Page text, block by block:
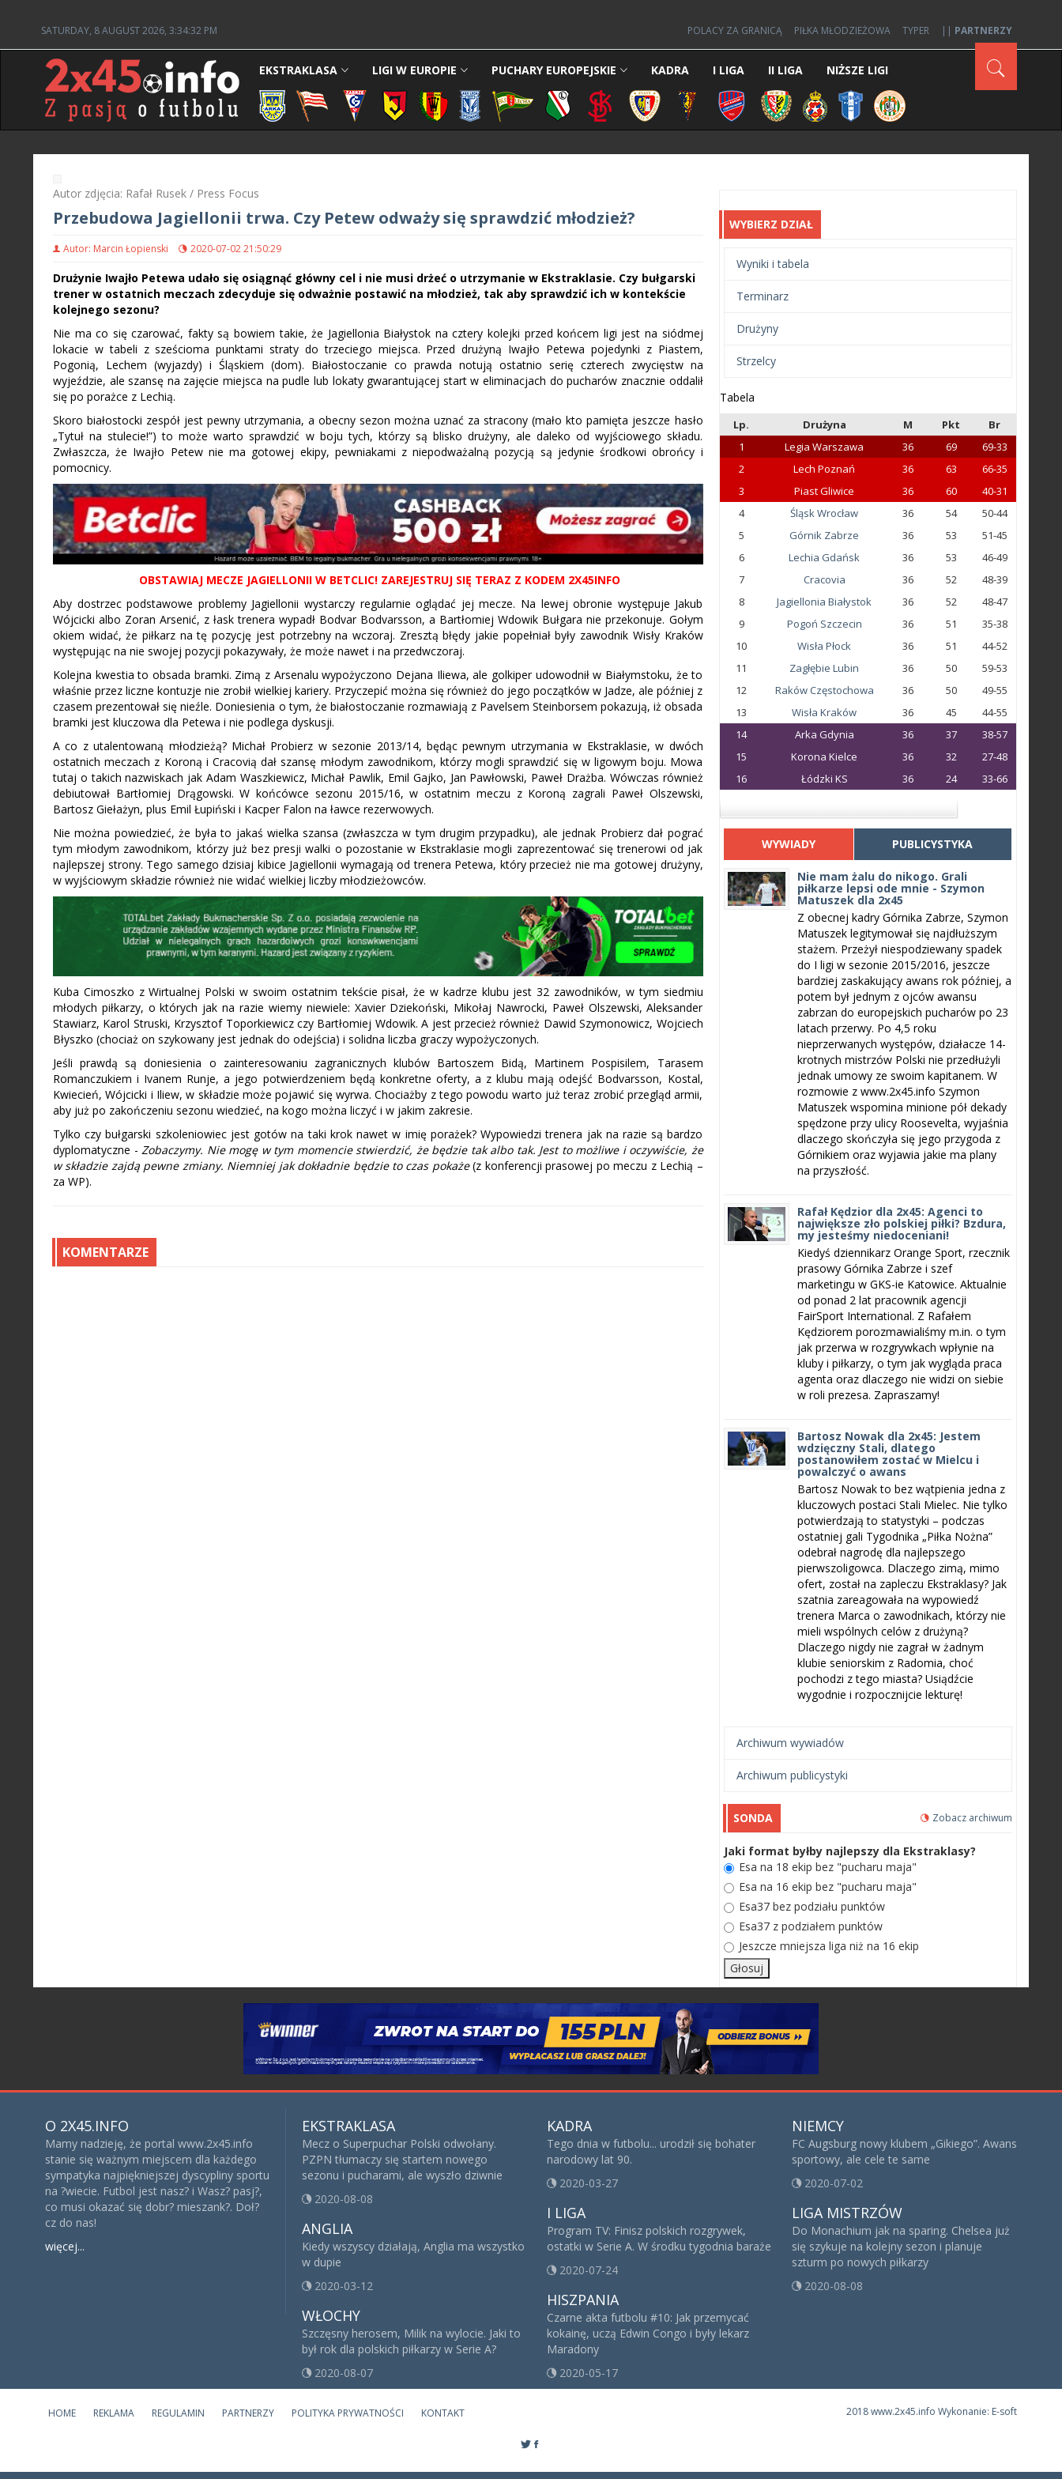
SATURDAY, 8 AUGUST 2026, 3:34:33 PM POLACY ZA GRANICĄ PIŁKA MŁODZIEŻOWA TYPER || PARTNERZY
EKSTRAKLASA LIGI W EUROPIE PUCHARY EUROPEJSKIE KADRA I LIGA II LIGA NIŻSZE LIGI
Autor zdjęcia: Rafał Rusek / Press Focus
Przebudowa Jagiellonii trwa. Czy Petew odważy się sprawdzić młodzież?
Autor: Marcin Łopienski 2020-07-02 21:50:29
Drużynie Iwajło Petewa udało się osiągnąć główny cel i nie musi drżeć o utrzymanie w Ekstraklasie. Czy bułgarski
trener w ostatnich meczach zdecyduje się odważnie postawić na młodzież, tak aby sprawdzić ich w kontekście
kolejnego sezonu?
Nie ma co się czarować, fakty są bowiem takie, że Jagiellonia Białystok na cztery kolejki przed końcem ligi jest na siódmej
lokacie w tabeli z sześcioma punktami straty do trzeciego miejsca. Przed drużyną Iwajło Petewa pojedynki z Piastem,
Pogonią, Lechem (wyjazdy) i Śląskiem (dom). Białostoczanie co prawda notują ostatnio serię czterech zwycięstw na
wyjeździe, ale szansę na zajęcie miejsca na pudle lub lokaty gwarantującej start w eliminacjach do pucharów znacznie oddalił
się po porażce z Lechią.
Skoro białostocki zespół jest pewny utrzymania, a obecny sezon można uznać za stracony (mało kto pamięta jeszcze hasło
„Tytuł na stulecie!”) to może warto sprawdzić w boju tych, którzy są blisko drużyny, ale daleko od wyjściowego składu.
Zwłaszcza, że Iwajło Petew nie ma gotowej ekipy, pewniakami z niepodważalną pozycją są jedynie środkowi obrońcy i
pomocnicy.
OBSTAWIAJ MECZE JAGIELLONII W BETCLIC! ZAREJESTRUJ SIĘ TERAZ Z KODEM 2X45INFO
Aby dostrzec podstawowe problemy Jagiellonii wystarczy regularnie oglądać jej mecze. Na lewej obronie występuje Jakub
Wójcicki albo Zoran Arsenić, z łask trenera wypadł Bodvar Bodvarsson, a Bartłomiej Wdowik Bułgara nie przekonuje. Gołym
okiem widać, że piłkarz na tę pozycję jest potrzebny na wczoraj. Zresztą błędy jakie popełniał były zawodnik Wisły Kraków
występując na nie swojej pozycji pokazywały, że może nawet i na przedwczoraj.
Kolejna kwestia to obsada bramki. Zimą z Arsenalu wypożyczono Dejana Iliewa, ale golkiper udowodnił w Białymstoku, że to
właśnie przez liczne kontuzje nie zrobił wielkiej kariery. Przyczepić można się również do jego początków w Jadze, ale później z
czasem prezentował się nieźle. Doniesienia o tym, że białostoczanie rozmawiają z Pavelsem Steinborsem pokazują, iż obsada
bramki jest kluczowa dla Petewa i nie podlega dyskusji.
A co z utalentowaną młodzieżą? Michał Probierz w sezonie 2013/14, będąc pewnym utrzymania w Ekstraklasie, w dwóch
ostatnich meczach z Koroną i Cracovią dał szansę młodym zawodnikom, którzy mogli sprawdzić się w ligowym boju. Mowa
tutaj o takich nazwiskach jak Adam Waszkiewicz, Michał Pawlik, Emil Gajko, Jan Pawłowski, Paweł Drażba. Wówczas również
debiutował Bartłomiej Drągowski. W końcówce sezonu 2015/16, w ostatnim meczu z Koroną zagrali Paweł Olszewski,
Bartosz Giełażyn, plus Emil Łupiński i Kacper Falon na ławce rezerwowych.
Nie można powiedzieć, że była to jakaś wielka szansa (zwłaszcza w tym drugim przypadku), ale jednak Probierz dał pograć
tym młodym zawodnikom, którzy już bez presji walki o pozostanie w Ekstraklasie mogli zaprezentować się trenerowi od jak
najlepszej strony. Tego samego dzisiaj kibice Jagiellonii wymagają od trenera Petewa, który przecież nie ma gotowej drużyny,
w wyjściowym składzie również nie widać wielkiej liczby młodzieżowców.
Kuba Cimoszko z Wirtualnej Polski w swoim ostatnim tekście pisał, że w kadrze klubu jest 32 zawodników, w tym siedmiu
młodych piłkarzy, o których jak na razie wiemy niewiele: Xavier Dziekoński, Mikołaj Nawrocki, Paweł Olszewski, Aleksander
Stawiarz, Karol Struski, Krzysztof Toporkiewicz czy Bartłomiej Wdowik. A jest przecież również Dawid Szymonowicz, Wojciech
Błyszko (chociaż on szykowany jest jednak do odejścia) i solidna liczba graczy wypożyczonych.
Jeśli prawdą są doniesienia o zainteresowaniu zagranicznych klubów Bartoszem Bidą, Martinem Pospisilem, Tarasem
Romanczukiem i Ivanem Runje, a jego potwierdzeniem będą konkretne oferty, a z klubu mają odejść Bodvarsson, Kostal,
Kwiecień, Wójcicki i Iliew, w składzie może pojawić się wyrwa. Chociażby z tego powodu warto już teraz zrobić przegląd armii,
aby już po zakończeniu sezonu wiedzieć, na kogo można liczyć i w jakim zakresie.
Tylko czy bułgarski szkoleniowiec jest gotów na taki krok nawet w imię porażek? Wypowiedzi trenera jak na razie są bardzo
dyplomatyczne - Zobaczymy. Nie mogę w tym momencie stwierdzić, że będzie tak albo tak. Jest to możliwe i oczywiście, że
w składzie zajdą pewne zmiany. Niemniej jak dokładnie będzie to czas pokaże(z konferencji prasowej po meczu z Lechią –
za WP).
KOMENTARZE
WYBIERZ DZIAŁ
Wyniki i tabela
Terminarz
Drużyny
Strzelcy
Tabela
Lp. Drużyna M Pkt
Br
1
Legia Warszawa 36 69
69-33
2
Lech Poznań 36 63
66-35
3
Piast Gliwice 36 60
40-31
4
Śląsk Wrocław 36 54
50-44
5
Górnik Zabrze 36 53
51-45
6
Lechia Gdańsk 36 53
46-49
7
Cracovia 36 52
48-39
8
Jagiellonia Białystok 36 52
48-47
9
Pogoń Szczecin 36 51
35-38
10
Wisła Płock 36 51
44-52
11
Zagłębie Lubin 36 50
59-53
12
Raków Częstochowa 36 50
49-55
13
Wisła Kraków 36 45
44-55
14
Arka Gdynia 36 37
38-57
15
Korona Kielce 36 32
27-48
16
Łódzki KS 36 24 33-66
WYWIADY PUBLICYSTYKA
Nie mam żalu do nikogo. Grali
piłkarze lepsi ode mnie - Szymon
Matuszek dla 2x45
Z obecnej kadry Górnika Zabrze, Szymon
Matuszek legitymował się najdłuższym
stażem. Przeżył niespodziewany spadek
do I ligi w sezonie 2015/2016, jeszcze
bardziej zaskakujący awans rok później, a
potem był jednym z ojców awansu
zabrzan do europejskich pucharów po 23
latach przerwy. Po 4,5 roku
nieprzerwanych występów, działacze 14-
krotnych mistrzów Polski nie przedłużyli
jednak umowy ze swoim kapitanem. W
rozmowie z www.2x45.info Szymon
Matuszek wspomina minione pół dekady
spędzone przy ulicy Roosevelta, wyjaśnia
dlaczego skończyła się jego przygoda z
Górnikiem oraz wyjawia jakie ma plany
na przyszłość.
Rafał Kędzior dla 2x45: Agenci to
największe zło polskiej piłki? Bzdura,
my jesteśmy niedoceniani!
Kiedyś dziennikarz Orange Sport, rzecznik
prasowy Górnika Zabrze i szef
marketingu w GKS-ie Katowice. Aktualnie
od ponad 2 lat pracownik agencji
FairSport International. Z Rafałem
Kędziorem porozmawialiśmy m.in. o tym
jak przerwa w rozgrywkach wpłynie na
kluby i piłkarzy, o tym jak wygląda praca
agenta oraz dlaczego nie widzi on siebie
w roli prezesa. Zapraszamy!
Bartosz Nowak dla 2x45: Jestem
wdzięczny Stali, dlatego
postanowiłem zostać w Mielcu i
powalczyć o awans
Bartosz Nowak to bez wątpienia jedna z
kluczowych postaci Stali Mielec. Nie tylko
potwierdzają to statystyki – podczas
ostatniej gali Tygodnika „Piłka Nożna”
odebrał nagrodę dla najlepszego
pierwszoligowca. Dlaczego zimą, mimo
ofert, został na zapleczu Ekstraklasy? Jak
szatnia zareagowała na wypowiedź
trenera Marca o zawodnikach, którzy nie
mieli wspólnych celów z drużyną?
Dlaczego nigdy nie zagrał w żadnym
klubie seniorskim z Radomia, choć
pochodzi z tego miasta? Usiądźcie
wygodnie i rozpocznijcie lekturę!
Archiwum wywiadów
Archiwum publicystyki
SONDA Zobacz archiwum
Jaki format byłby najlepszy dla Ekstraklasy?
Esa na 18 ekip bez "pucharu maja"
Esa na 16 ekip bez "pucharu maja"
Esa37 bez podziału punktów
Esa37 z podziałem punktów
Jeszcze mniejsza liga niż na 16 ekip
O 2X45.INFO
Mamy nadzieję, że portal www.2x45.info
stanie się ważnym miejscem dla każdego
sympatyka najpiękniejszej dyscypliny sportu
na ?wiecie. Futbol jest nasz? i Wasz? pasj?,
co musi okazać się dobr? mieszank?. Doł?
cz do nas!
więcej...
EKSTRAKLASA
Mecz o Superpuchar Polski odwołany.
PZPN tłumaczy się startem nowego
sezonu i pucharami, ale wyszło dziwnie
2020-08-08
ANGLIA
Kiedy wszyscy działają, Anglia ma wszystko
w dupie
2020-03-12
WŁOCHY
Szczęsny herosem, Milik na wylocie. Jaki to
był rok dla polskich piłkarzy w Serie A?
2020-08-07
KADRA
Tego dnia w futbolu... urodził się bohater
narodowy lat 90.
2020-03-27
I LIGA
Program TV: Finisz polskich rozgrywek,
ostatki w Serie A. W środku tygodnia baraże
2020-07-24
HISZPANIA
Czarne akta futbolu #10: Jak przemycać
kokainę, uczą Edwin Congo i były lekarz
Maradony
2020-05-17
NIEMCY
FC Augsburg nowy klubem „Gikiego”. Awans
sportowy, ale cele te same
2020-07-02
LIGA MISTRZÓW
Do Monachium jak na sparing. Chelsea już
się szykuje na kolejny sezon i planuje
szturm po nowych piłkarzy
2020-08-08
HOME REKLAMA REGULAMIN PARTNERZY POLITYKA PRYWATNOŚCI KONTAKT 2018 www.2x45.info Wykonanie: E-soft